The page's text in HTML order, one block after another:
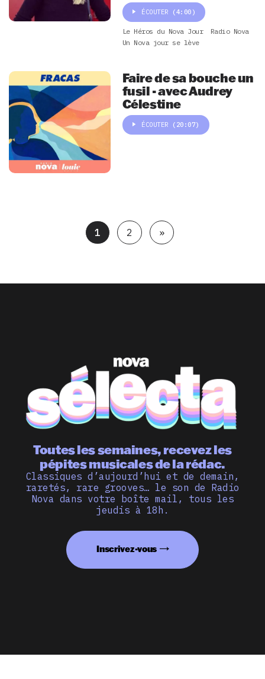
ÉCOUTER (4:00)
Le Héros du Nova Jour
Radio Nova
Un Nova jour se lève
Faire de sa bouche un
fusil - avec Audrey
Célestine
ÉCOUTER (20:07)
1 2 »
Toutes les semaines, recevez les
pépites musicales de la rédac.
Classiques d’aujourd’hui et de demain,
raretés, rare grooves… le son de Radio
Nova dans votre boîte mail, tous les
jeudis à 18h.
Inscrivez-vous